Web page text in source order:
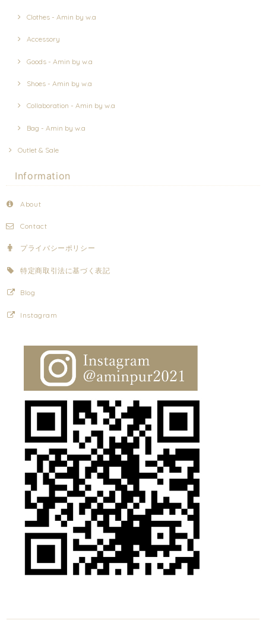
Clothes - Amin by w.a
Accessory
Goods - Amin by w.a
Shoes - Amin by w.a
Collaboration - Amin by w.a
Bag - Amin by w.a
Outlet & Sale
Information
About
Contact
プライバシーポリシー
特定商取引法に基づく表記
Blog
Instagram